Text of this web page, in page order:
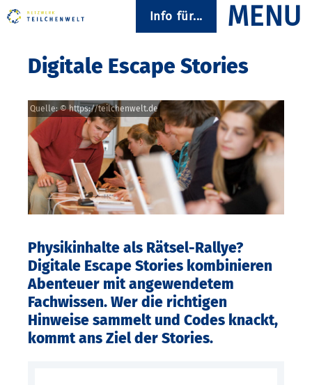
Info für...
Digitale Escape Stories
Quelle: © https://teilchenwelt.de
Physikinhalte als Rätsel-Rallye?
Digitale Escape Stories kombinieren
Abenteuer mit angewendetem
Fachwissen. Wer die richtigen
Hinweise sammelt und Codes knackt,
kommt ans Ziel der Stories.